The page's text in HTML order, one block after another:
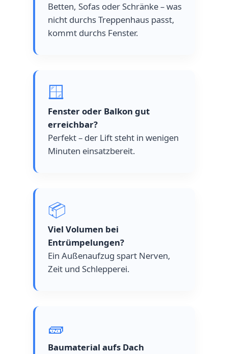
Betten, Sofas oder Schränke – was
nicht durchs Treppenhaus passt,
kommt durchs Fenster.
🪟
Fenster oder Balkon gut
erreichbar?
Perfekt – der Lift steht in wenigen
Minuten einsatzbereit.
📦
Viel Volumen bei
Entrümpelungen?
Ein Außenaufzug spart Nerven,
Zeit und Schlepperei.
🧱
Baumaterial aufs Dach